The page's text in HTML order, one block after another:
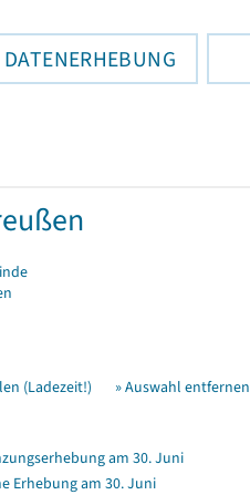
DATENERHEBUNG
(Ladezeit!) » Auswahl entfernen
am 30. Juni
Erhebung am 30. Juni